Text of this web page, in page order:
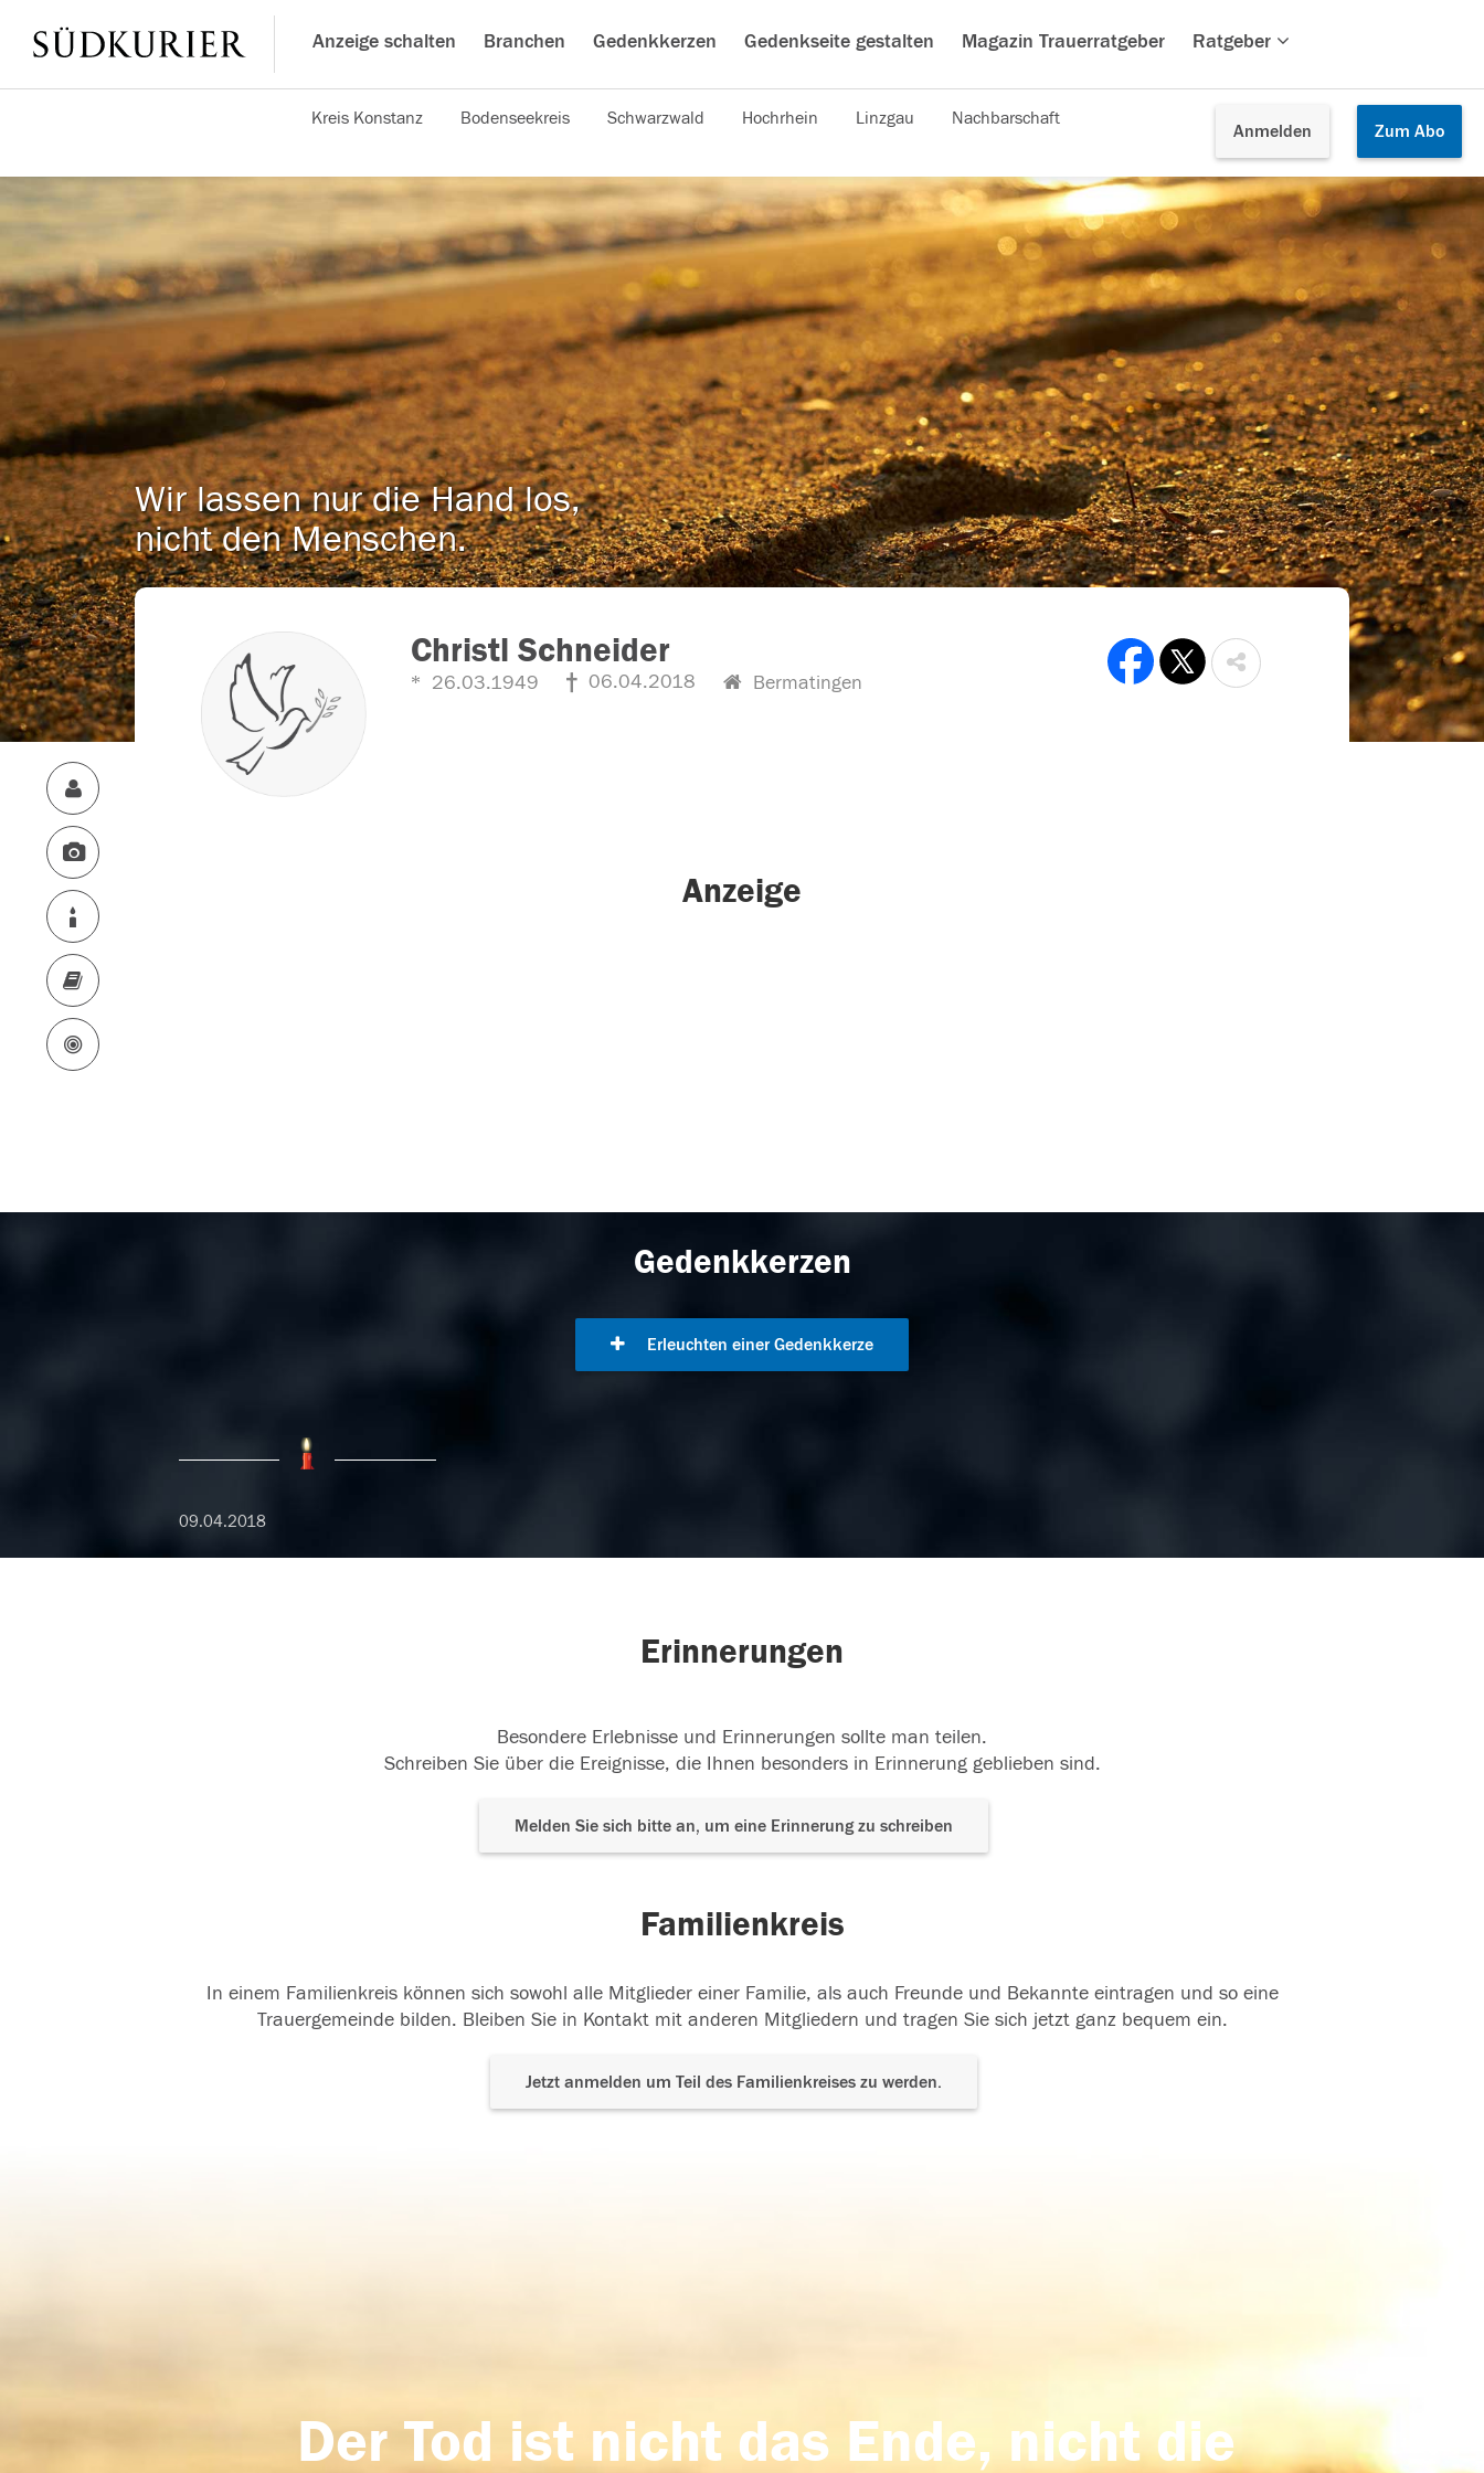
Anzeige schalten Branchen Gedenkkerzen Gedenkseite gestalten Magazin Trauerratgeber Ratgeber
Anmelden Zum Abo
Kreis Konstanz Bodenseekreis Schwarzwald Hochrhein Linzgau Nachbarschaft
Wir lassen nur die Hand los,
nicht den Menschen.
Christl Schneider
26.03.1949 06.04.2018 Bermatingen
Anzeige
Gedenkkerzen
Erleuchten einer Gedenkkerze
09.04.2018
Erinnerungen
Besondere Erlebnisse und Erinnerungen sollte man teilen.
Schreiben Sie über die Ereignisse, die Ihnen besonders in Erinnerung geblieben sind.
Melden Sie sich bitte an, um eine Erinnerung zu schreiben
Familienkreis
In einem Familienkreis können sich sowohl alle Mitglieder einer Familie, als auch Freunde und Bekannte eintragen und so eine
Trauergemeinde bilden. Bleiben Sie in Kontakt mit anderen Mitgliedern und tragen Sie sich jetzt ganz bequem ein.
Jetzt anmelden um Teil des Familienkreises zu werden.
Der Tod ist nicht das Ende, nicht die